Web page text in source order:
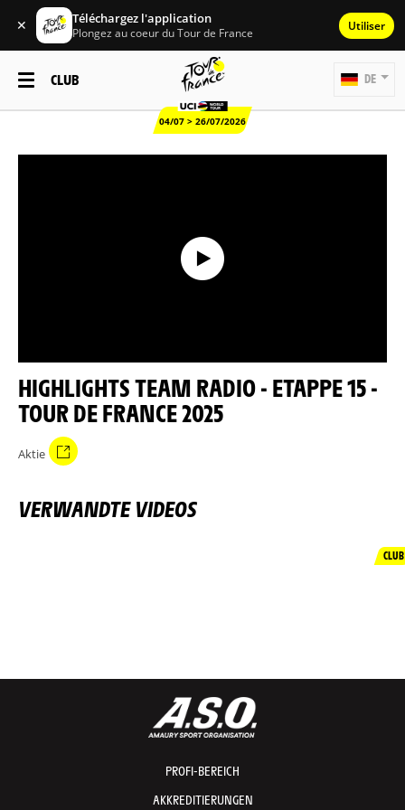
✕ Téléchargez l'application
Plongez au coeur du Tour de France Utiliser
CLUB
04/07 > 26/07/2026
DE
HIGHLIGHTS TEAM RADIO - ETAPPE 15 -
TOUR DE FRANCE 2025
Aktie
VERWANDTE VIDEOS
CLUB
PROFI-BEREICH
AKKREDITIERUNGEN